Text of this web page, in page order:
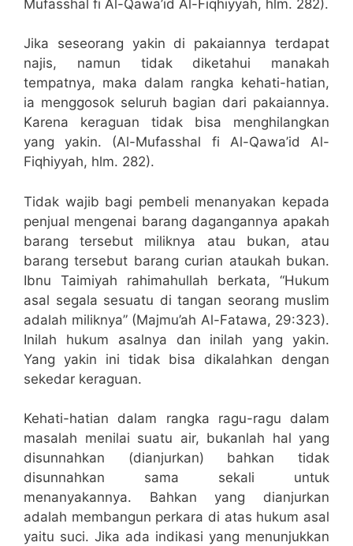
Mufasshal fi Al-Qawa’id Al-Fiqhiyyah, hlm. 282).
Jika seseorang yakin di pakaiannya terdapat
najis, namun tidak diketahui manakah
tempatnya, maka dalam rangka kehati-hatian,
ia menggosok seluruh bagian dari pakaiannya.
Karena keraguan tidak bisa menghilangkan
yang yakin. (Al-Mufasshal fi Al-Qawa’id Al-
Fiqhiyyah, hlm. 282).
Tidak wajib bagi pembeli menanyakan kepada
penjual mengenai barang dagangannya apakah
barang tersebut miliknya atau bukan, atau
barang tersebut barang curian ataukah bukan.
Ibnu Taimiyah rahimahullah berkata, “Hukum
asal segala sesuatu di tangan seorang muslim
adalah miliknya” (Majmu’ah Al-Fatawa, 29:323).
Inilah hukum asalnya dan inilah yang yakin.
Yang yakin ini tidak bisa dikalahkan dengan
sekedar keraguan.
Kehati-hatian dalam rangka ragu-ragu dalam
masalah menilai suatu air, bukanlah hal yang
disunnahkan (dianjurkan) bahkan tidak
disunnahkan sama sekali untuk
menanyakannya. Bahkan yang dianjurkan
adalah membangun perkara di atas hukum asal
yaitu suci. Jika ada indikasi yang menunjukkan